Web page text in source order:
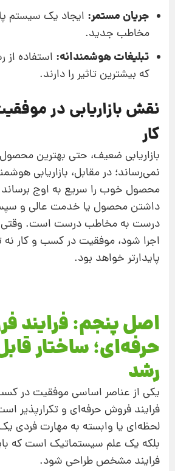
جریان مستمر: ایجاد یک سیستم
مخاطب جدید.
تبلیغات هوشمندانه: استفاده از
که بیشترین تاثیر را دارند.
نقش بازاریابی در
کار
بازاریابی ضعیف، حتی بهترین
نمی‌رساند؛ در مقابل، بازاریابی
محصول خوب را سریع به اوج
داشتن محصول یا خدمت عالی و
درست به مخاطب درست است. وقتی
اجرا شود، موفقیت در کسب و کار نه
پایدارتر خواهد بود.
اصل پنجم: فرایند
حرفه‌ای؛ ساختار
رشد
یکی از عناصر اساسی موفقیت در
فرایند فروش حرفه‌ای و تکرارپذیر
لحظه‌ای یا وابسته به مهارت فردی
بلکه یک علم سیستماتیک است که
فرایند مشخص طراحی شود.